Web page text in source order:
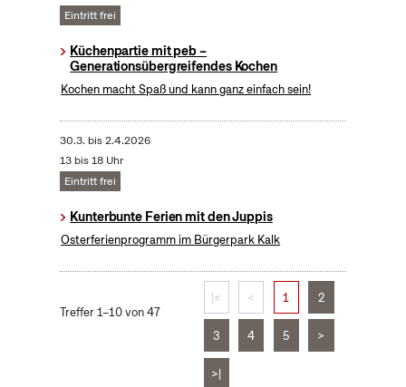
Eintritt frei
Küchenpartie mit peb –
Generationsübergreifendes Kochen
Kochen macht Spaß und kann ganz einfach sein!
30.3. bis2.4.2026
13 bis 18 Uhr
Eintritt frei
Kunterbunte Ferien mit den Juppis
Osterferienprogramm im Bürgerpark Kalk
Treffer 1–10 von 47
|< < 1 2
3 4 5 >
>|